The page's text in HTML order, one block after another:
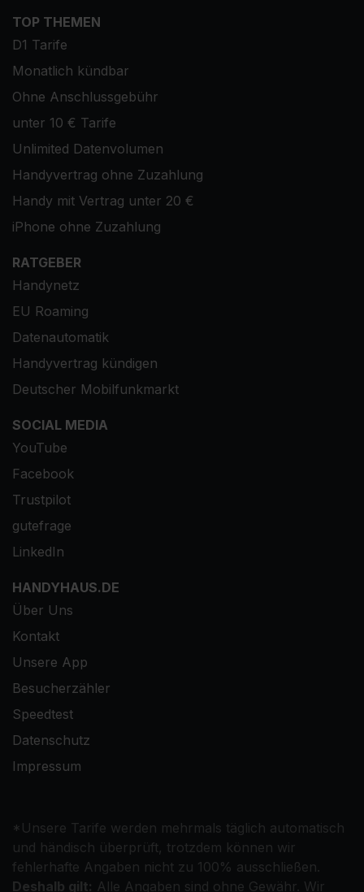
TOP THEMEN
D1 Tarife
Monatlich kündbar
Ohne Anschlussgebühr
unter 10 € Tarife
Unlimited Datenvolumen
Handyvertrag ohne Zuzahlung
Handy mit Vertrag unter 20 €
iPhone ohne Zuzahlung
RATGEBER
Handynetz
EU Roaming
Datenautomatik
Handyvertrag kündigen
Deutscher Mobilfunkmarkt
SOCIAL MEDIA
YouTube
Facebook
Trustpilot
gutefrage
LinkedIn
HANDYHAUS.DE
Über Uns
Kontakt
Unsere App
Besucherzähler
Speedtest
Datenschutz
Impressum
*Unsere Tarife werden mehrmals täglich automatisch
und händisch überprüft, trotzdem können wir
fehlerhafte Angaben nicht zu 100% ausschließen.
Deshalb gilt: Alle Angaben sind ohne Gewähr. Wir